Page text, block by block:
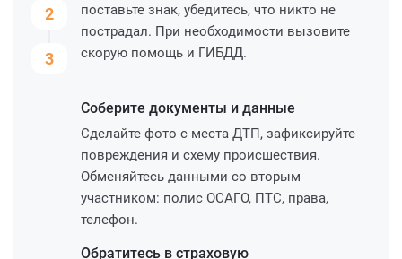
2
3
поставьте знак, убедитесь, что никто не
пострадал. При необходимости вызовите
скорую помощь и ГИБДД.
Соберите документы и данные
Сделайте фото с места ДТП, зафиксируйте
повреждения и схему происшествия.
Обменяйтесь данными со вторым
участником: полис ОСАГО, ПТС, права,
телефон.
Обратитесь в страховую